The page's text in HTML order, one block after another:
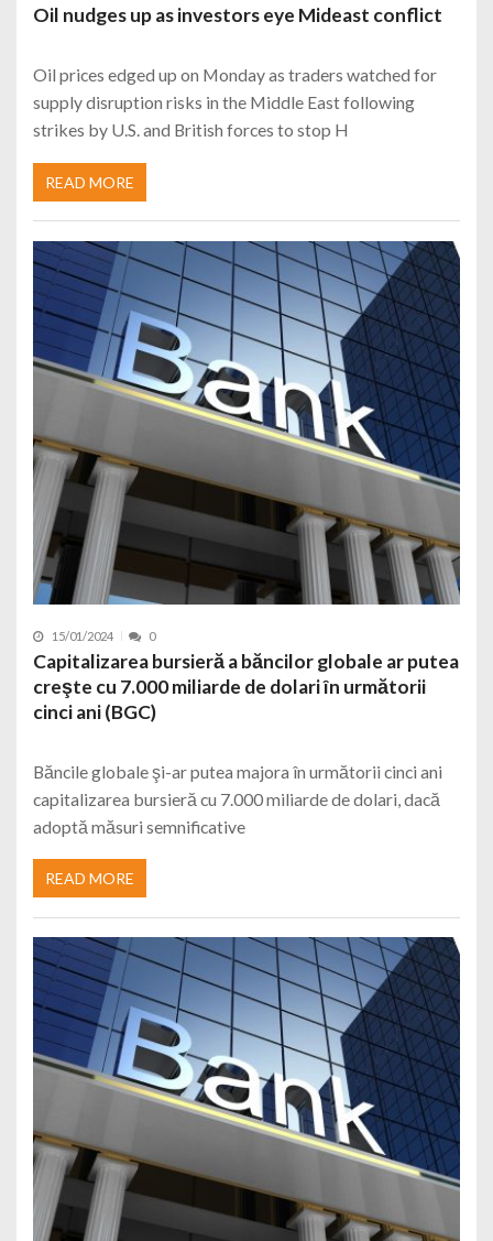
Oil nudges up as investors eye Mideast conflict
Oil prices edged up on Monday as traders watched for
supply disruption risks in the Middle East following
strikes by U.S. and British forces to stop H
READ MORE
15/01/2024 0
Capitalizarea bursieră a băncilor globale ar putea
creşte cu 7.000 miliarde de dolari în următorii
cinci ani (BGC)
Băncile globale şi-ar putea majora în următorii cinci ani
capitalizarea bursieră cu 7.000 miliarde de dolari, dacă
adoptă măsuri semnificative
READ MORE